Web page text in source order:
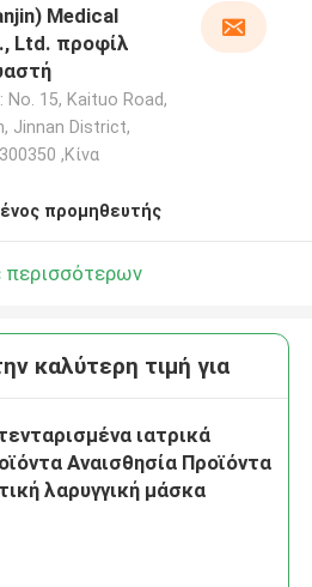
Medical
Ltd. προφίλ
No. 15, Kaituo Road,
Jinnan District,
,Κίνα
προμηθευτής
περισσότερων
καλύτερη τιμή για
ιατρικά
Αναισθησία Προϊόντα
λαρυγγική μάσκα